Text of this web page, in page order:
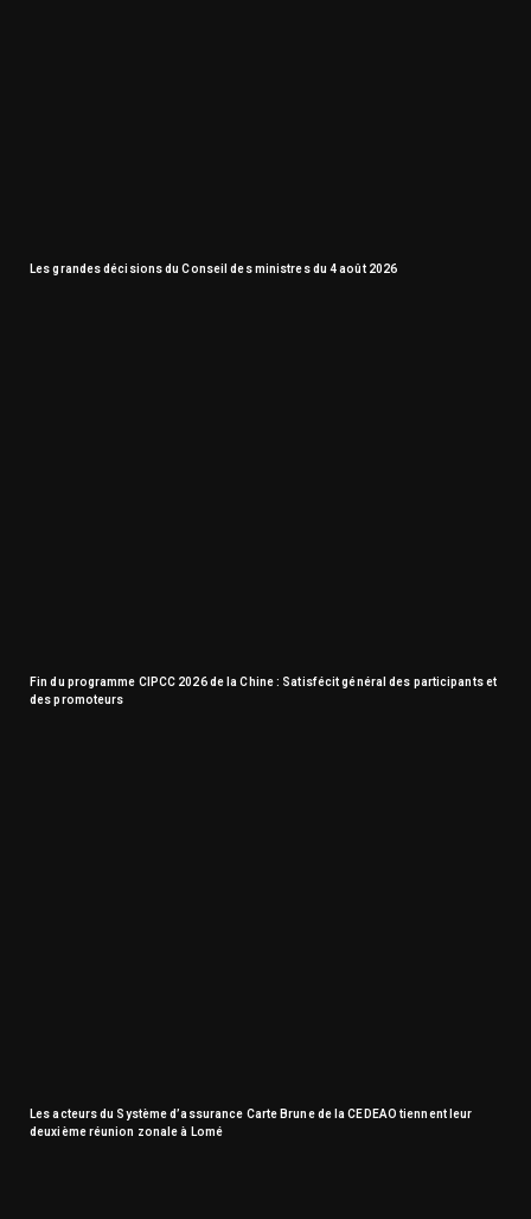
Les grandes décisions du Conseil des ministres du 4 août 2026
Fin du programme CIPCC 2026 de la Chine : Satisfécit général des participants et
des promoteurs
Les acteurs du Système d’assurance Carte Brune de la CEDEAO tiennent leur
deuxième réunion zonale à Lomé